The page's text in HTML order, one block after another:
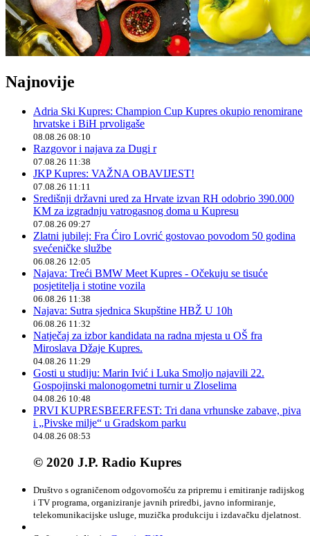
Najnovije
Adria Ski Kupres: Champion Cup Kupres okupio renomirane
hrvatske i BiH prvoligaše
08.08.26 08:10
Razgovor i najava za Dugi r
07.08.26 11:38
JKP Kupres: VAŽNA OBAVIJEST!
07.08.26 11:11
Središnji državni ured za Hrvate izvan RH odobrio 390.000
KM za izgradnju vatrogasnog doma u Kupresu
07.08.26 09:27
Zlatni jubilej: Fra Ćiro Lovrić gostovao povodom 50 godina
svećeničke službe
06.08.26 12:05
Najava: Treći BMW Meet Kupres - Očekuju se tisuće
posjetitelja i stotine vozila
06.08.26 11:38
Najava: Sutra sjednica Skupštine HBŽ U 10h
06.08.26 11:32
Natječaj za izbor kandidata na radna mjesta u OŠ fra
Miroslava Džaje Kupres.
04.08.26 11:29
Gosti u studiju: Marin Ivić i Luka Smoljo najavili 22.
Gospojinski malonogometni turnir u Zloselima
04.08.26 10:48
PRVI KUPRESBEERFEST: Tri dana vrhunske zabave, piva
i „Pivske milje“ u Gradskom parku
04.08.26 08:53
© 2020 J.P. Radio Kupres
Društvo s ograničenom odgovornošću za pripremu i emitiranje radijskog
i TV programa, organiziranje javnih priredbi, javno informiranje,
telekomunikacijske usluge, muzička produkciju i izdavačku djelatnost.